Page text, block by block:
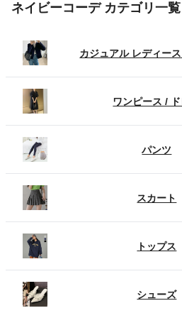
ネイビーコーデ カテゴリ一覧
カジュアル レディー
ワンピース /
パンツ
スカート
トップス
シューズ